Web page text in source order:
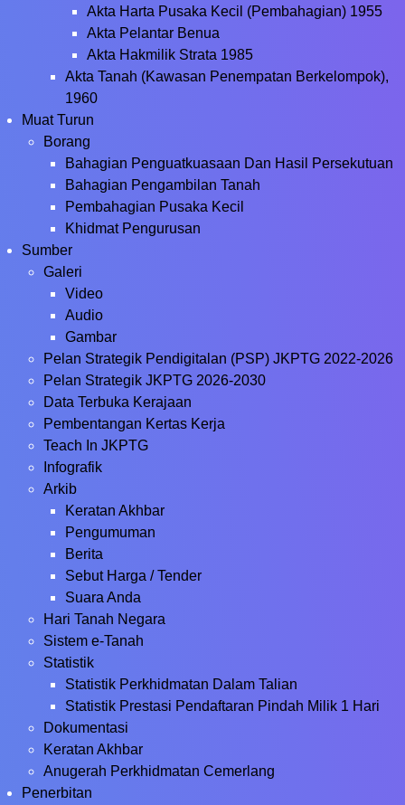
Akta Harta Pusaka Kecil (Pembahagian) 1955
Akta Pelantar Benua
Akta Hakmilik Strata 1985
Akta Tanah (Kawasan Penempatan Berkelompok),
1960
Muat Turun
Borang
Bahagian Penguatkuasaan Dan Hasil Persekutuan
Bahagian Pengambilan Tanah
Pembahagian Pusaka Kecil
Khidmat Pengurusan
Sumber
Galeri
Video
Audio
Gambar
Pelan Strategik Pendigitalan (PSP) JKPTG 2022-2026
Pelan Strategik JKPTG 2026-2030
Data Terbuka Kerajaan
Pembentangan Kertas Kerja
Teach In JKPTG
Infografik
Arkib
Keratan Akhbar
Pengumuman
Berita
Sebut Harga / Tender
Suara Anda
Hari Tanah Negara
Sistem e-Tanah
Statistik
Statistik Perkhidmatan Dalam Talian
Statistik Prestasi Pendaftaran Pindah Milik 1 Hari
Dokumentasi
Keratan Akhbar
Anugerah Perkhidmatan Cemerlang
Penerbitan